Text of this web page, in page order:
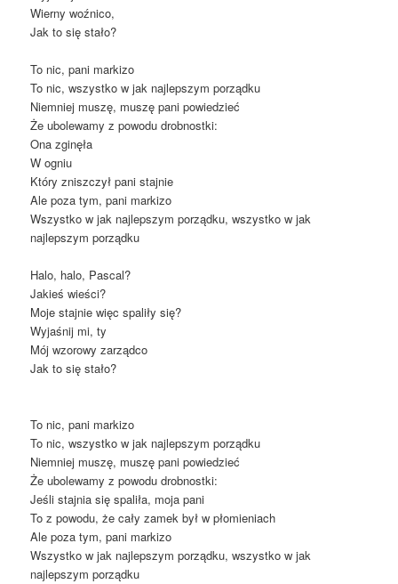
Wierny woźnico,
Jak to się stało?
To nic, pani markizo
To nic, wszystko w jak najlepszym porządku
Niemniej muszę, muszę pani powiedzieć
Że ubolewamy z powodu drobnostki:
Ona zginęła
W ogniu
Który zniszczył pani stajnie
Ale poza tym, pani markizo
Wszystko w jak najlepszym porządku, wszystko w jak
najlepszym porządku
Halo, halo, Pascal?
Jakieś wieści?
Moje stajnie więc spaliły się?
Wyjaśnij mi, ty
Mój wzorowy zarządco
Jak to się stało?
To nic, pani markizo
To nic, wszystko w jak najlepszym porządku
Niemniej muszę, muszę pani powiedzieć
Że ubolewamy z powodu drobnostki:
Jeśli stajnia się spaliła, moja pani
To z powodu, że cały zamek był w płomieniach
Ale poza tym, pani markizo
Wszystko w jak najlepszym porządku, wszystko w jak
najlepszym porządku